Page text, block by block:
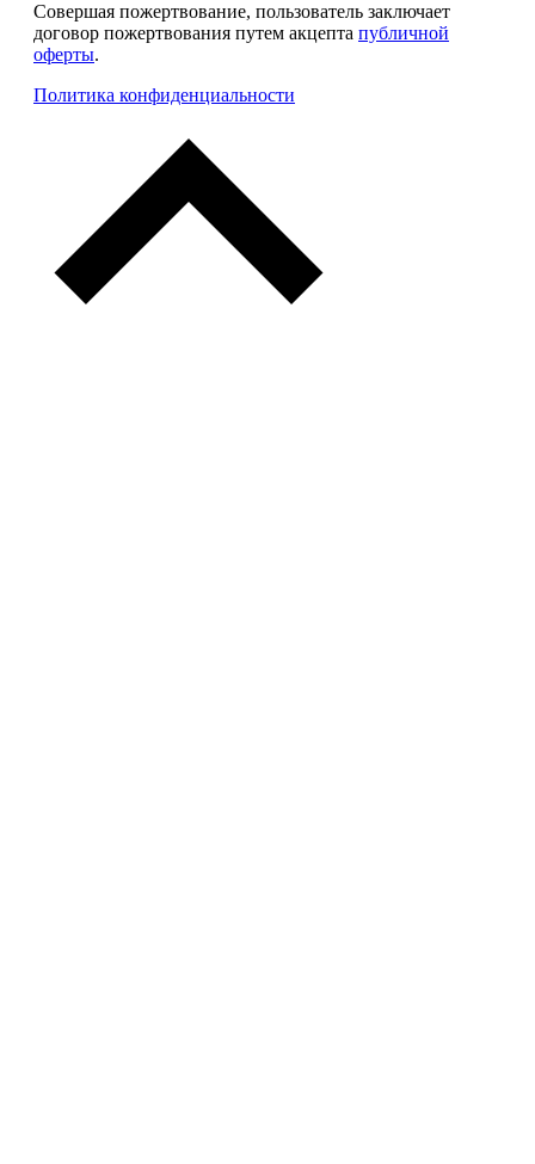
Совершая пожертвование, пользователь заключает
договор пожертвования путем акцепта публичной
оферты.
Политика конфиденциальности